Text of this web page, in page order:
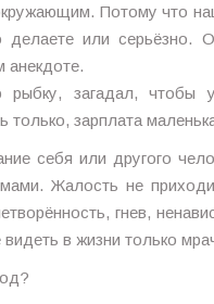
Потому что
делаете или серьёзно.
анекдоте.
рыбку, загадал,
только, зарплата
себя или другого
Жалость не
гнев,
в жизни только